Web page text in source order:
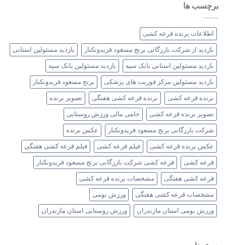
برچسب ها
اطلاعات برنده قرعه کشی
بازدید از شرکت بازرگانی برنج مسعود فریدونکنار بازدید مسئولین استانی
بازدید مسئولین استانی بانک سپه بازدید مسئولین بانک سپه
بازدید مسئولین مرکز فوریت های پزشکی برنج مسعود فریدونکنار
برنده قرعه کشی برنده قرعه کشی هفتگی تصویر برنده
تصویر برنده قرعه کشی حامی مالی ورزش روستایی
شرکت بازرگانی برنج مسعود فریدونکنار عکس برنده
عکس برنده قرعه کشی فیلم قرعه کشی فیلم قرعه کشی هفتگی
قرعه کشی قرعه کشی شرکت بازرگانی برنج مسعود فریدونکنار
قرعه کشی هفتگی مشخصات برنده قرعه کشی
مشخصات قرعه کشی هفتگی ورزش بومی
ورزش بومی استان مازندران ورزش روستایی استان مازندران